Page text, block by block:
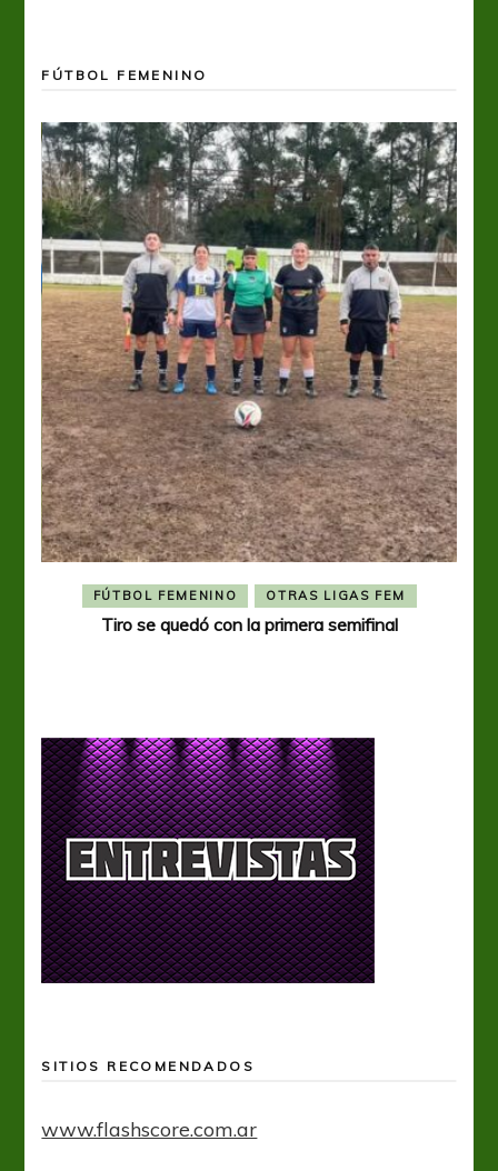
FÚTBOL FEMENINO
FÚTBOL FEMENINO OTRAS LIGAS FEM
Tiro se quedó con la primera semifinal
SITIOS RECOMENDADOS
www.flashscore.com.ar